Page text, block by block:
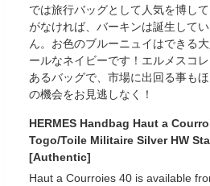
では旅行バッグとして人気を博し
がなければ、バーキンは誕生して
ん。お色のブルーニュイはできる
ールなネイビーです！エルメスコ
あるバッグで、市場に出回る事も
の機会をお見逃しなく！
HERMES Handbag Haut a
Togo/Toile Militaire Silver HW
[Authentic]
Haut a Courroies 40 is available